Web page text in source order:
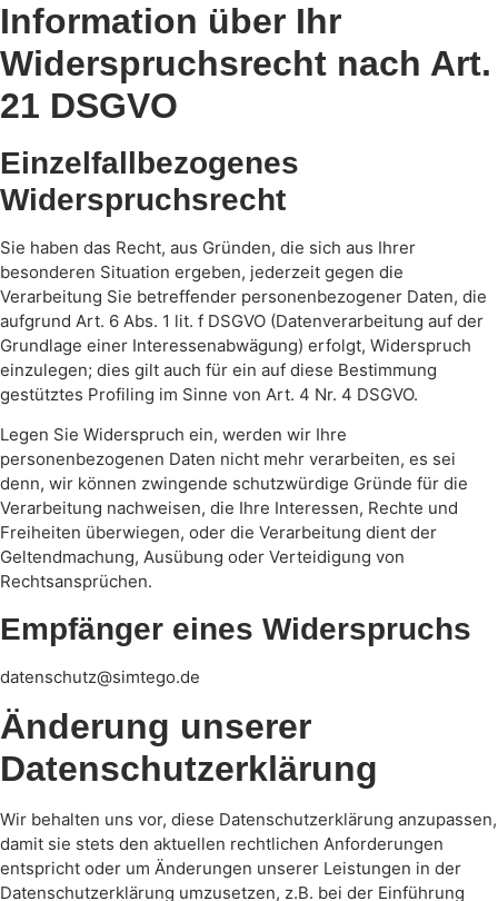
Information über Ihr
Widerspruchsrecht nach Art.
21 DSGVO
Einzelfallbezogenes
Widerspruchsrecht
Sie haben das Recht, aus Gründen, die sich aus Ihrer
besonderen Situation ergeben, jederzeit gegen die
Verarbeitung Sie betreffender personenbezogener Daten, die
aufgrund Art. 6 Abs. 1 lit. f DSGVO (Datenverarbeitung auf der
Grundlage einer Interessenabwägung) erfolgt, Widerspruch
einzulegen; dies gilt auch für ein auf diese Bestimmung
gestütztes Profiling im Sinne von Art. 4 Nr. 4 DSGVO.
Legen Sie Widerspruch ein, werden wir Ihre
personenbezogenen Daten nicht mehr verarbeiten, es sei
denn, wir können zwingende schutzwürdige Gründe für die
Verarbeitung nachweisen, die Ihre Interessen, Rechte und
Freiheiten überwiegen, oder die Verarbeitung dient der
Geltendmachung, Ausübung oder Verteidigung von
Rechtsansprüchen.
Empfänger eines Widerspruchs
datenschutz@simtego.de
Änderung unserer
Datenschutzerklärung
Wir behalten uns vor, diese Datenschutzerklärung anzupassen,
damit sie stets den aktuellen rechtlichen Anforderungen
entspricht oder um Änderungen unserer Leistungen in der
Datenschutzerklärung umzusetzen, z.B. bei der Einführung